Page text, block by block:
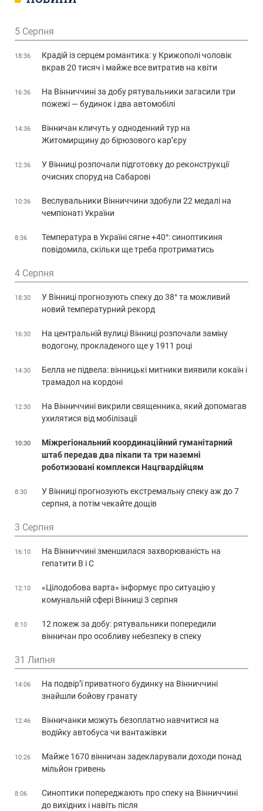
5 Серпня
18:36
Крадій із серцем романтика: у Крижополі чоловік
вкрав 20 тисяч і майже все витратив на квіти
16:36
На Вінниччині за добу рятувальники загасили три
пожежі — будинок і два автомобілі
14:36
Вінничан кличуть у одноденний тур на
Житомирщину до бірюзового кар’єру
12:36
У Вінниці розпочали підготовку до реконструкції
очисних споруд на Сабарові
10:36
Веслувальники Вінниччини здобули 22 медалі на
чемпіонаті України
8:36
Температура в Україні сягне +40°: синоптикиня
повідомила, скільки ще треба протриматись
4 Серпня
18:30
У Вінниці прогнозують спеку до 38° та можливий
новий температурний рекорд
16:30
На центральній вулиці Вінниці розпочали заміну
водогону, прокладеного ще у 1911 році
14:30
Белла не підвела: вінницькі митники виявили кокаїн і
трамадол на кордоні
12:30
На Вінниччині викрили священника, який допомагав
ухилятися від мобілізації
10:30
Міжрегіональний координаційний гуманітарний
штаб передав два пікапи та три наземні
роботизовані комплекси Нацгвардійцям
8:30
У Вінниці прогнозують екстремальну спеку аж до 7
серпня, а потім чекайте дощів
3 Серпня
16:10
На Вінниччині зменшилася захворюваність на
гепатити В і С
12:10
«Цілодобова варта» інформує про ситуацію у
комунальній сфері Вінниці 3 серпня
8:10
12 пожеж за добу: рятувальники попередили
вінничан про особливу небезпеку в спеку
31 Липня
14:06
На подвір’ї приватного будинку на Вінниччині
знайшли бойову гранату
12:46
Вінничанки можуть безоплатно навчитися на
водійку автобуса чи вантажівки
10:26
Майже 1670 вінничан задекларували доходи понад
мільйон гривень
8:06
Синоптики попереджають про спеку на Вінниччині
до вихідних і навіть після